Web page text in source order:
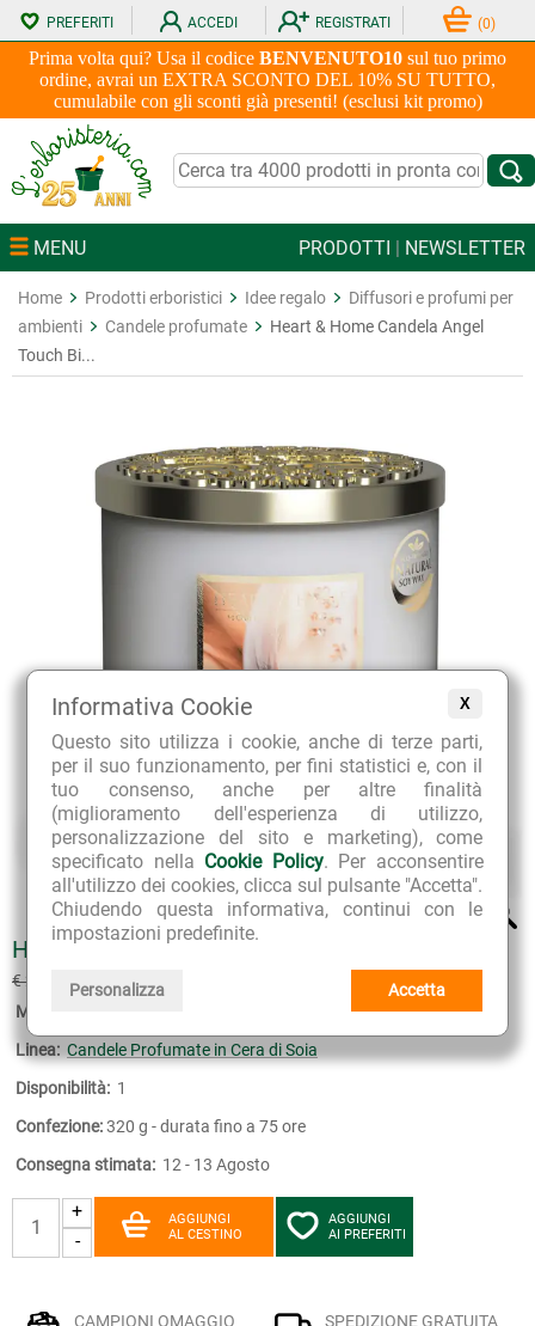
X
Informativa Cookie
Questo sito utilizza i cookie, anche di terze parti,
per il suo funzionamento, per fini statistici e, con il
tuo consenso, anche per altre finalità
(miglioramento dell'esperienza di utilizzo,
personalizzazione del sito e marketing), come
specificato nella Cookie Policy. Per acconsentire
all'utilizzo dei cookies, clicca sul pulsante "Accetta".
Chiudendo questa informativa, continui con le
impostazioni predefinite.
Personalizza Accetta
Prima volta qui? Usa il codice BENVENUTO10 sul tuo primo
ordine, avrai un EXTRA SCONTO DEL 10% SU TUTTO,
cumulabile con gli sconti già presenti! (esclusi kit promo)
PREFERITI ACCEDI REGISTRATI (0)
MENU PRODOTTI | NEWSLETTER
Home Prodotti erboristici Idee regalo
Diffusori e profumi per
ambienti
Candele profumate
Heart & Home Candela Angel
Touch Bi...
HEART & HOME CANDELA ANGEL TOUCH BIG
€ 23.95 € 21.56
Marca:
Linea: Candele Profumate in Cera di Soia
Disponibilità: 1
Confezione:320 g - durata fino a 75 ore
Consegna stimata: 12 - 13 Agosto
+
-
AGGIUNGI
AL CESTINO
AGGIUNGI
AI PREFERITI
CAMPIONI OMAGGIO SPEDIZIONE GRATUITA